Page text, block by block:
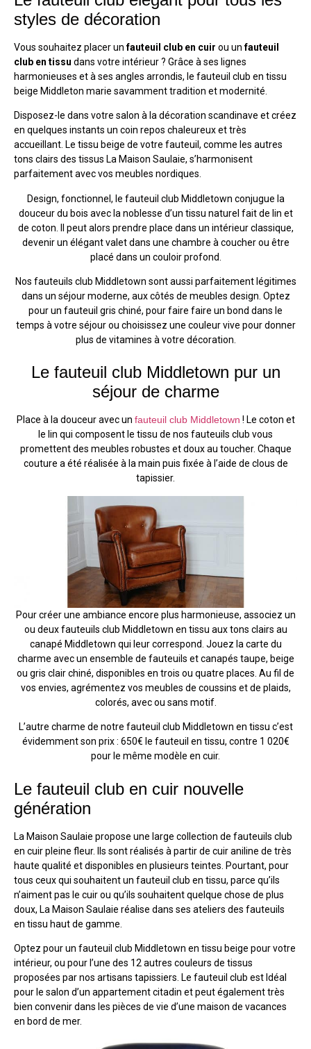
styles de décoration
Vous souhaitez placer unfauteuil club en cuir ou unfauteuil
club en tissu dans votre intérieur ? Grâce à ses lignes
harmonieuses et à ses angles arrondis, le fauteuil club en tissu
beige Middleton marie savamment tradition et modernité.
Disposez-le dans votre salon à la décoration scandinave et créez
en quelques instants un coin repos chaleureux et très
accueillant. Le tissu beige de votre fauteuil, comme les autres
tons clairs des tissus La Maison Saulaie, s’harmonisent
parfaitement avec vos meubles nordiques.
Design, fonctionnel, le fauteuil club Middletown conjugue la
douceur du bois avec la noblesse d’un tissu naturel fait de lin et
de coton. Il peut alors prendre place dans un intérieur classique,
devenir un élégant valet dans une chambre à coucher ou être
placé dans un couloir profond.
Nos fauteuils club Middletown sont aussi parfaitement légitimes
dans un séjour moderne, aux côtés de meubles design. Optez
pour un fauteuil gris chiné, pour faire faire un bond dans le
temps à votre séjour ou choisissez une couleur vive pour donner
plus de vitamines à votre décoration.
Le fauteuil club Middletown pur un
séjour de charme
Place à la douceur avec un fauteuil club Middletown ! Le coton et
le lin qui composent le tissu de nos fauteuils club vous
promettent des meubles robustes et doux au toucher. Chaque
couture a été réalisée à la main puis fixée à l’aide de clous de
tapissier.
Pour créer une ambiance encore plus harmonieuse, associez un
ou deux fauteuils club Middletown en tissu aux tons clairs au
canapé Middletown qui leur correspond. Jouez la carte du
charme avec un ensemble de fauteuils et canapés taupe, beige
ou gris clair chiné, disponibles en trois ou quatre places. Au fil de
vos envies, agrémentez vos meubles de coussins et de plaids,
colorés, avec ou sans motif.
L’autre charme de notre fauteuil club Middletown en tissu c’est
évidemment son prix : 650€ le fauteuil en tissu, contre 1 020€
pour le même modèle en cuir.
Le fauteuil club en cuir nouvelle
génération
La Maison Saulaie propose une large collection de fauteuils club
en cuir pleine fleur. Ils sont réalisés à partir de cuir aniline de très
haute qualité et disponibles en plusieurs teintes. Pourtant, pour
tous ceux qui souhaitent un fauteuil club en tissu, parce qu’ils
n’aiment pas le cuir ou qu’ils souhaitent quelque chose de plus
doux, La Maison Saulaie réalise dans ses ateliers des fauteuils
en tissu haut de gamme.
Optez pour un fauteuil club Middletown en tissu beige pour votre
intérieur, ou pour l’une des 12 autres couleurs de tissus
proposées par nos artisans tapissiers. Le fauteuil club est Idéal
pour le salon d’un appartement citadin et peut également très
bien convenir dans les pièces de vie d’une maison de vacances
en bord de mer.